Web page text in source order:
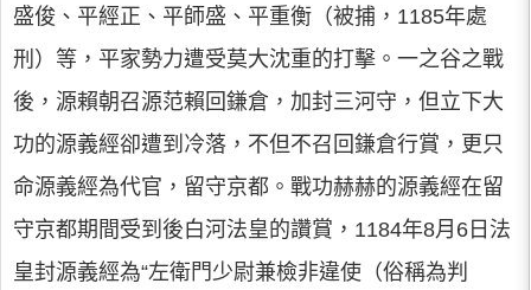
盛俊、平經正、平師盛、平重衡（被捕，1185年處
刑）等，平家勢力遭受莫大沈重的打擊。一之谷之戰
後，源賴朝召源范賴回鎌倉，加封三河守，但立下大
功的源義經卻遭到冷落，不但不召回鎌倉行賞，更只
命源義經為代官，留守京都。戰功赫赫的源義經在留
守京都期間受到後白河法皇的讚賞，1184年8月6日法
皇封源義經為“左衛門少尉兼檢非違使（俗稱為判